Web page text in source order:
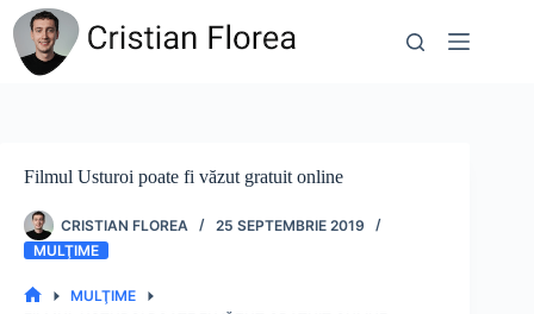
Sari
conținut
Filmul Usturoi poate fi văzut gratuit online
CRISTIAN FLOREA
25 SEPTEMBRIE 2019
MULŢIME
MULŢIME